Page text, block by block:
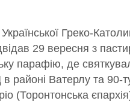
Греко-
29 вересня з
парафію, де
районі Ватерлу та 90-
(Торонтонська